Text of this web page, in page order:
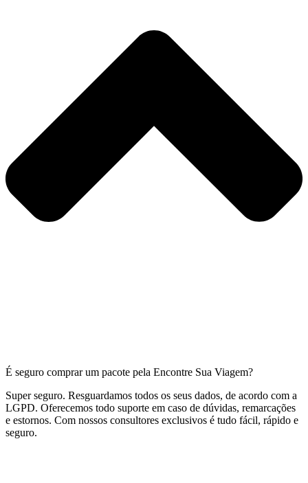
É seguro comprar um pacote pela Encontre Sua Viagem?
Super seguro. Resguardamos todos os seus dados, de acordo com a
LGPD. Oferecemos todo suporte em caso de dúvidas, remarcações
e estornos. Com nossos consultores exclusivos é tudo fácil, rápido e
seguro.